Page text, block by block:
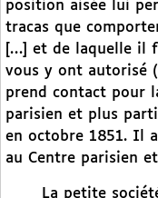
position aisée lui
tracas que
[…] et de laquelle il
vous y ont autorisé
prend contact pour
parisien et plus
en octobre 1851. Il
au Centre parisien
La petite